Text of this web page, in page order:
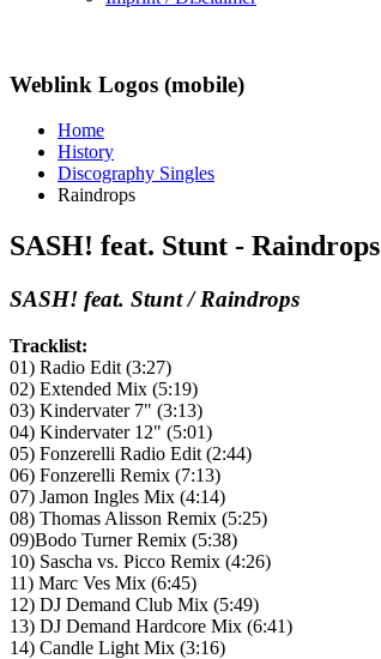
Weblink Logos (mobile)
Home
History
Discography Singles
Raindrops
SASH! feat. Stunt - Raindrops
SASH! feat. Stunt / Raindrops
Tracklist:
01) Radio Edit (3:27)
02) Extended Mix (5:19)
03) Kindervater 7" (3:13)
04) Kindervater 12" (5:01)
05) Fonzerelli Radio Edit (2:44)
06) Fonzerelli Remix (7:13)
07) Jamon Ingles Mix (4:14)
08) Thomas Alisson Remix (5:25)
09)Bodo Turner Remix (5:38)
10) Sascha vs. Picco Remix (4:26)
11) Marc Ves Mix (6:45)
12) DJ Demand Club Mix (5:49)
13) DJ Demand Hardcore Mix (6:41)
14) Candle Light Mix (3:16)